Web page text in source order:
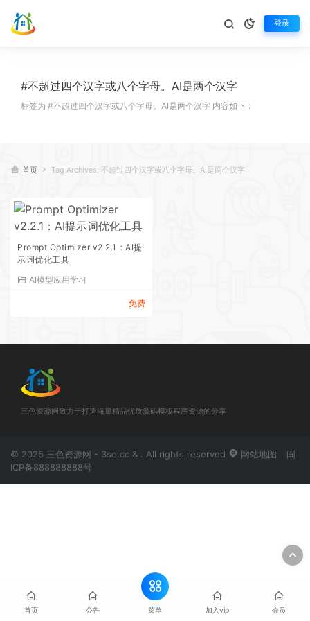
登录
#不超过四个汉字或八个字母。AI是两个汉字
标签为 #不超过四个汉字或八个字母。AI是两个汉字 内容如下：
首页 Tag Archives: 不超过四个汉字或八个字母。AI是两个汉字
Prompt Optimizer v2.2.1：AI提
示词优化工具
AI模型应用学习
免费
三色资源网致力于打造海量精品优质源码模板程序资源的分享
© 2025 三色资源网 - 3se.cc & . All rights reserved 网站地图
闽
ICP备888888888号
首页 公告 菜单 加入vip 会员